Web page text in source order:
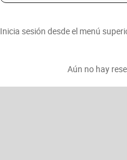
Inicia sesión desde el menú
Aún no hay